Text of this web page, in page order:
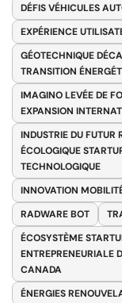
DÉFIS VÉHICULES
EXPÉRIENCE
GÉOTECHNIQUE
TRANSITION
IMAGINO LEVÉE DE
EXPANSION
INDUSTRIE DU FUTUR
ÉCOLOGIQUE
TECHNOLOGIQUE
INNOVATION
RADWARE BOT
ÉCOSYSTÈME
ENTREPRENEURIALE
CANADA
ÉNERGIES